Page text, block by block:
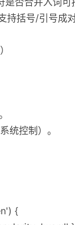
括号/引号成对
统控制）。
{